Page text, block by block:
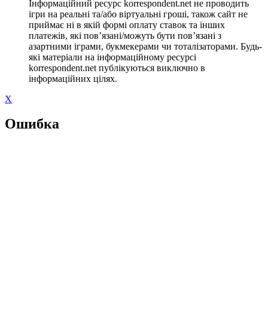
Інформаційний ресурс korrespondent.net не проводить
ігри на реальні та/або віртуальні гроші, також сайт не
приймає ні в якій формі оплату ставок та інших
платежів, які пов’язані/можуть бути пов’язані з
азартними іграми, букмекерами чи тоталізаторами. Будь-
які матеріали на інформаційному ресурсі
korrespondent.net публікуються виключно в
інформаційних цілях.
X
Ошибка